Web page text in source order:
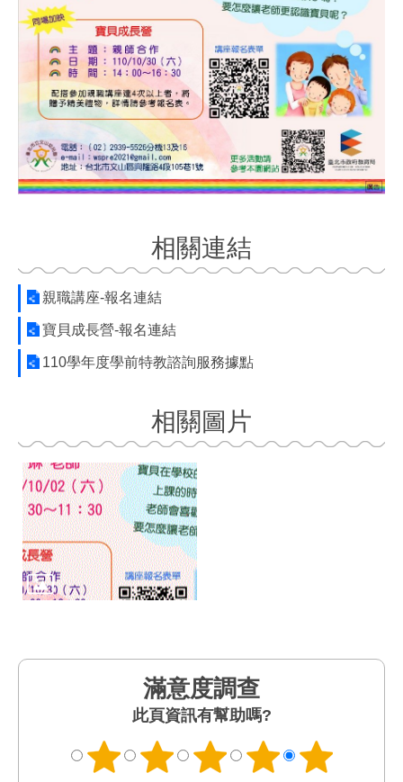
相關連結
親職講座-報名連結
寶貝成長營-報名連結
110學年度學前特教諮詢服務據點
相關圖片
滿意度調查
此頁資訊有幫助嗎?